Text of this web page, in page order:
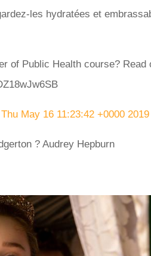
les hydratées et
of Public Health course? Read
Thu May 16 11:23:42 +0000 2019
? Audrey Hepburn